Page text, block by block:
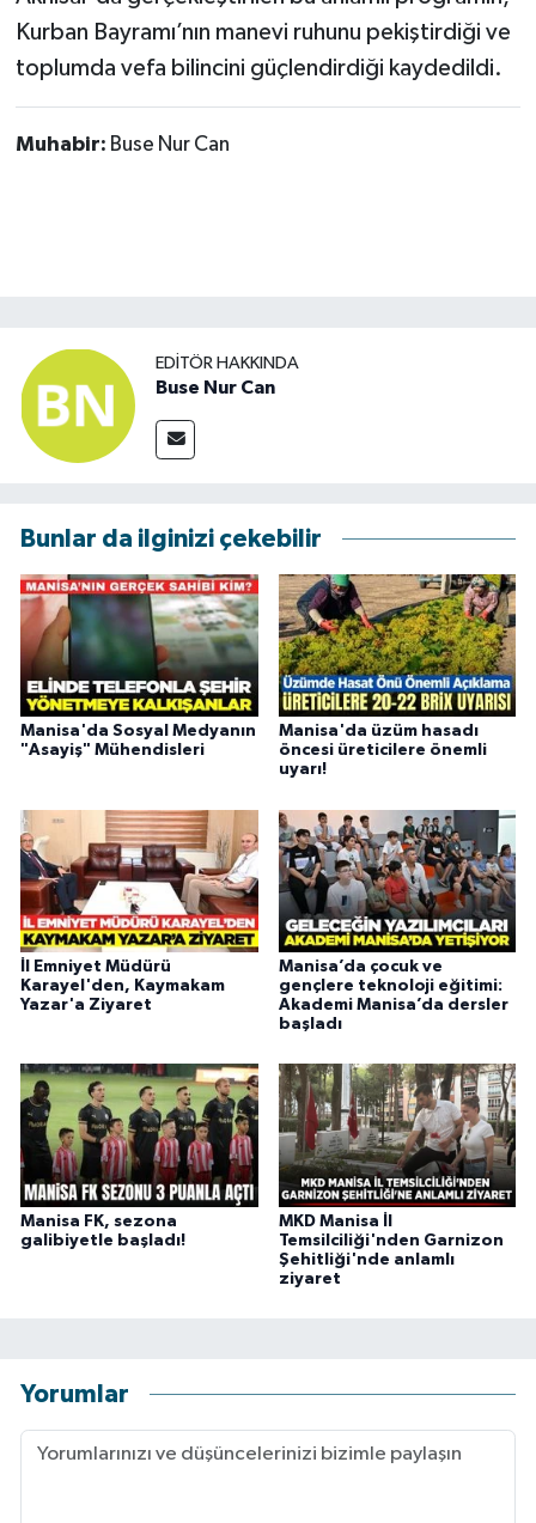
Kurban Bayramı’nın manevi ruhunu pekiştirdiği ve
toplumda vefa bilincini güçlendirdiği kaydedildi.
Muhabir: Buse Nur Can
EDITÖR HAKKINDA
Buse Nur Can
Bunlar da ilginizi çekebilir
Manisa'da ​​Sosyal Medyanın
"Asayiş" Mühendisleri
Manisa'da üzüm hasadı
öncesi üreticilere önemli
uyarı!
İl Emniyet Müdürü
Karayel'den, Kaymakam
Yazar'a Ziyaret
Manisa’da çocuk ve
gençlere teknoloji eğitimi:
Akademi Manisa’da dersler
başladı
Manisa FK, sezona
galibiyetle başladı!
MKD Manisa İl
Temsilciliği'nden Garnizon
Şehitliği'nde anlamlı
ziyaret
Yorumlar